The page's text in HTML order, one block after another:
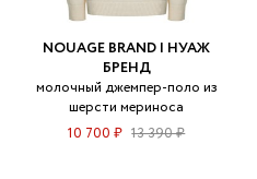
NOUAGE BRAND | НУАЖ
БРЕНД
молочный джемпер-поло из
шерсти мериноса
10 700 ₽ 13 390 ₽